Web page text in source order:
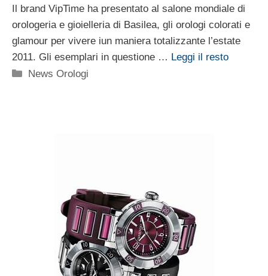
Il brand VipTime ha presentato al salone mondiale di
orologeria e gioielleria di Basilea, gli orologi colorati e
glamour per vivere iun maniera totalizzante l’estate
2011. Gli esemplari in questione … Leggi il resto
Categorie
News Orologi